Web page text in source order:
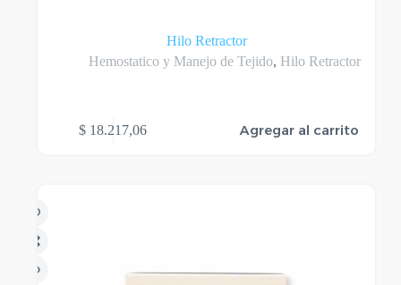
Hilo Retractor
Hemostatico y Manejo de Tejido, Hilo Retractor
$ 18.217,06 Agregar al carrito